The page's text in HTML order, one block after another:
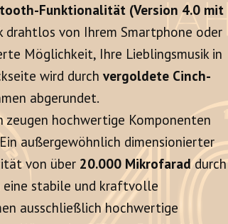
Funktionalität (Version 4.0 mit
drahtlos von Ihrem Smartphone oder
Möglichkeit, Ihre Lieblingsmusik in
wird durchvergoldete Cinch-
abgerundet.
zeugen hochwertige Komponenten
außergewöhnlich dimensionierter
von über 20.000 Mikrofaraddurch
eine stabile und kraftvolle
ausschließlich hochwertige